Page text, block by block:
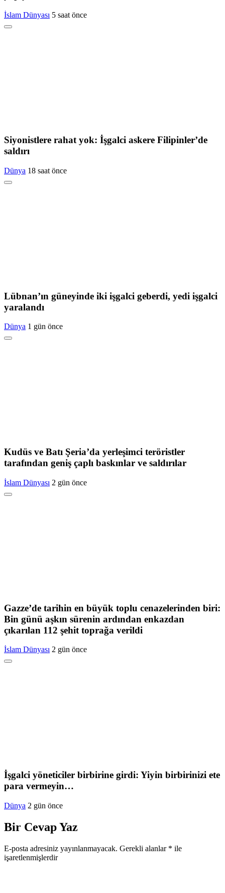
İslam Dünyası 5 saat önce
Siyonistlere rahat yok: İşgalci askere Filipinler’de
saldırı
Dünya 18 saat önce
Lübnan’ın güneyinde iki işgalci geberdi, yedi işgalci
yaralandı
Dünya 1 gün önce
Kudüs ve Batı Şeria’da yerleşimci teröristler
tarafından geniş çaplı baskınlar ve saldırılar
İslam Dünyası 2 gün önce
Gazze’de tarihin en büyük toplu cenazelerinden biri:
Bin günü aşkın sürenin ardından enkazdan
çıkarılan 112 şehit toprağa verildi
İslam Dünyası 2 gün önce
İşgalci yöneticiler birbirine girdi: Yiyin birbirinizi ete
para vermeyin…
Dünya 2 gün önce
Bir Cevap Yaz
E-posta adresiniz yayınlanmayacak. Gerekli alanlar * ile
işaretlenmişlerdir